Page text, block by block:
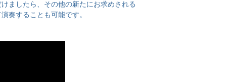
ましたら、その他の新たにお求めされる
奏することも可能です。